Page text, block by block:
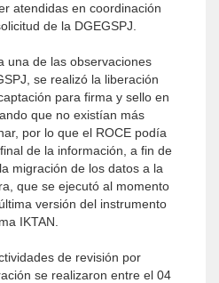
atendidas en coordinación
de la DGEGSPJ.
una de las observaciones
se realizó la liberación
para firma y sello en
que no existían más
por lo que el ROCE podía
de la información, a fin de
migración de los datos a la
que se ejecutó al momento
versión del instrumento
IKTAN.
de revisión por
se realizaron entre el 04